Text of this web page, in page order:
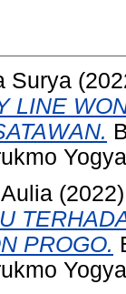
Surya
LINE
PROGO.